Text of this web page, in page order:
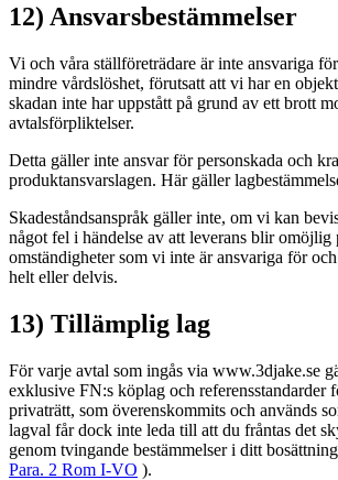
12) Ansvarsbestämmelser
Vi och våra ställföreträdare är inte ansvariga
mindre vårdslöshet, förutsatt att vi har en
skadan inte har uppstått på grund av ett brott
avtalsförpliktelser.
Detta gäller inte ansvar för personskada och
produktansvarslagen. Här gäller
Skadeståndsanspråk gäller inte, om vi kan
något fel i händelse av att leverans blir omöjlig
omständigheter som vi inte är ansvariga för
helt eller delvis.
13) Tillämplig lag
För varje avtal som ingås via www.3djake.se
exklusive FN:s köplag och referensstandarder
privaträtt, som överenskommits och används
lagval får dock inte leda till att du fråntas det
genom tvingande bestämmelser i ditt
Para. 2 Rom I-VO ).